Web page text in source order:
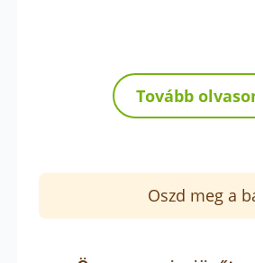
Tovább
Oszd meg a